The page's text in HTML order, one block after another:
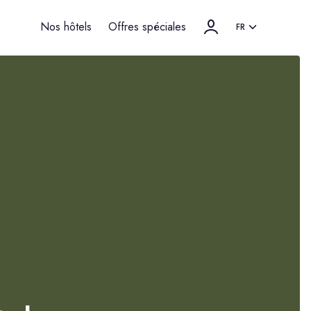
Nos hôtels Offres spéciales FR